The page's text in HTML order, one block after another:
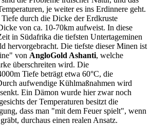
je weiter es ins Erdinnere geht.
durch die Dicke der Erdkruste
von ca. 10-70km aufweist. In diese
in Südafrika die tiefsten Untertageminen
hervorgebracht. Die tiefste dieser Minen ist
von AngloGold Ashanti, welche
überschreiten wird. Die
Tiefe beträgt etwa 60°C, die
aufwendige Kühlmaßnahmen wird
Ein Dämon wurde hier zwar noch
der Temperaturen besitzt die
dass man "mit dem Feuer spielt", wenn
durchaus einen realen Ansatz.